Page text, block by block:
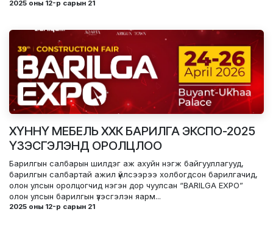
2025 оны 12-р сарын 21
ХҮННҮ МЕБЕЛЬ ХХК БАРИЛГА ЭКСПО-2025
ҮЗЭСГЭЛЭНД ОРОЛЦЛОО
Барилгын салбарын шилдэг аж ахуйн нэгж байгууллагууд,
барилгын салбартай ажил үйлсээрээ холбогдсон барилгачид,
олон улсын оролцогчид нэгэн дор чуулсан “BARILGA EXPO”
олон улсын барилгын үзэсгэлэн яарм...
2025 оны 12-р сарын 21